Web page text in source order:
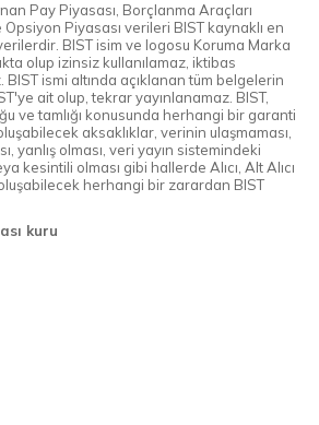
Pay Piyasası, Borçlanma Araçları
Opsiyon Piyasası verileri BIST kaynaklı en
BIST isim ve logosu Koruma Marka
olup izinsiz kullanılamaz, iktibas
ismi altında açıklanan tüm belgelerin
ait olup, tekrar yayınlanamaz. BIST,
ve tamlığı konusunda herhangi bir garanti
aksaklıklar, verinin ulaşmaması,
yanlış olması, veri yayın sistemindeki
kesintili olması gibi hallerde Alıcı, Alt Alıcı
herhangi bir zarardan BIST
kuru